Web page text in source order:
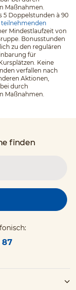
Maßnahmen.
5 Doppelstunden à 90
teilnehmenden
Mindestlaufzeit von
Bonusstunden
zu den regulären
für
Keine
verfallen nach
Aktionen,
durch
Maßnahmen.
finden
87